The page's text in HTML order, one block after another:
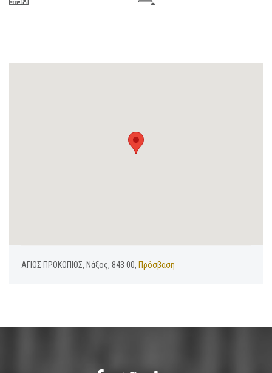
ΑΓΙΟΣ ΠΡΟΚΟΠΙΟΣ, Νάξος, 843 00, Πρόσβαση